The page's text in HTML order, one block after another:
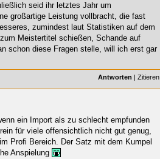
seid ihr letztes Jahr um
großartige Leistung vollbracht, die fast
zumindest laut Statistiken auf dem
Meistertitel schießen, Schande auf
schon diese Fragen stelle, will ich erst gar
Antworten | Zitieren
ein Import als zu schlecht empfunden
für viele offensichtlich nicht gut genug,
Profi Bereich. Der Satz mit dem Kumpel
Anspielung